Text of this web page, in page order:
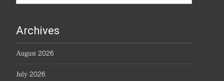
Archives
August 2026
July 2026